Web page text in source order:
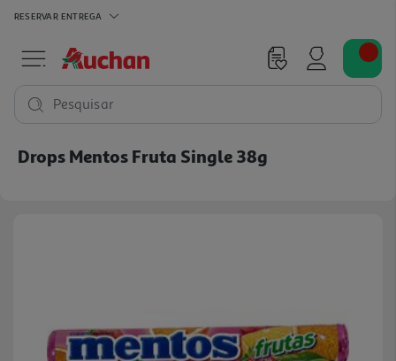
RESERVAR ENTREGA
Pesquisar
Drops Mentos Fruta Single 38g